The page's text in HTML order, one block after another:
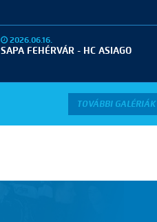
2026.06.16.
SAPA FEHÉRVÁR - HC ASIAGO
TOVÁBBI GALÉRIÁK